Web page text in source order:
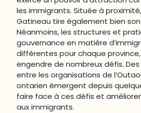
les immigrants. Située à
Gatineau tire également bien
Néanmoins, les structures et
gouvernance en matière
différentes pour chaque
engendre de nombreux défis.
entre les organisations de
ontarien émergent depuis
faire face à ces défis et
aux immigrants.